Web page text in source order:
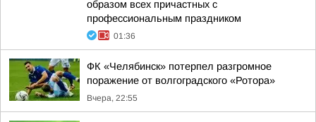
образом всех причастных с
профессиональным праздником
01:36
ФК «Челябинск» потерпел разгромное
поражение от волгоградского «Ротора»
Вчера, 22:55